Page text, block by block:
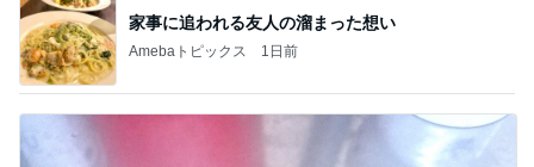
家事に追われる友人の溜まった想い
Amebaトピックス 1日前